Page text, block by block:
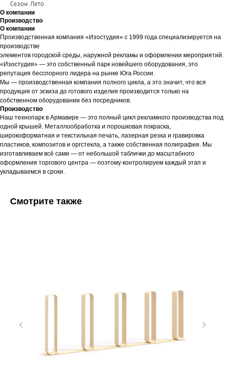
Сезон: Лето
О компании
Производство
О компании
Производственная компания «Изостудия» с 1999 года специализируется на
производстве
элементов городской среды, наружной рекламы и оформлении мероприятий.
«Изостудия» — это собственный парк новейшего оборудования, это
репутация бесспорного лидера на рынке Юга России.
Мы — производственная компания полного цикла, а это значит, что вся
продукция от эскиза до готового изделия производится только на
собственном оборудовании без посредников.
Производство
Наш технопарк в Армавире — это полный цикл рекламного производства под
одной крышей. Металлообработка и порошковая покраска,
широкоформатная и текстильная печать, лазерная резка и гравировка
пластиков, композитов и оргстекла, а также собственная полиграфия. Мы
изготавливаем всё сами — от небольшой таблички до масштабного
оформления торгового центра — поэтому контролируем каждый этап и
укладываемся в сроки.
Смотрите также